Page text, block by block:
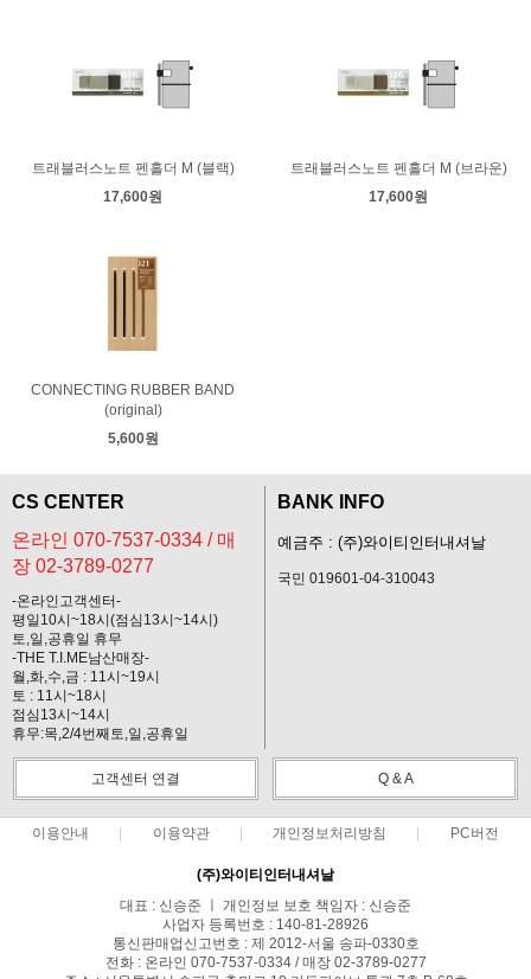
트래블러스노트 펜홀더 M (블랙)
17,600원
트래블러스노트 펜홀더 M (브라운)
17,600원
CONNECTING RUBBER BAND
(original)
5,600원
CS CENTER
온라인 070-7537-0334 / 매
장 02-3789-0277
-온라인고객센터-
평일10시~18시(점심13시~14시)
토,일,공휴일 휴무
-THE T.I.ME남산매장-
월,화,수,금 : 11시~19시
토 : 11시~18시
점심13시~14시
휴무:목,2/4번째토,일,공휴일
BANK INFO
예금주 : (주)와이티인터내셔날
국민 019601-04-310043
고객센터 연결 Q & A
이용안내 이용약관 개인정보처리방침 PC버전
(주)와이티인터내셔날
대표 : 신승준 ㅣ 개인정보 보호 책임자 : 신승준
사업자 등록번호 : 140-81-28926
통신판매업신고번호 : 제 2012-서울 송파-0330호
전화 : 온라인 070-7537-0334 / 매장 02-3789-0277